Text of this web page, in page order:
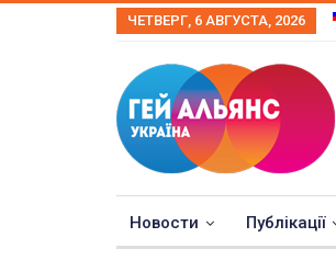
ЧЕТВЕРГ, 6 АВГУСТА, 2026
Новости Публікації